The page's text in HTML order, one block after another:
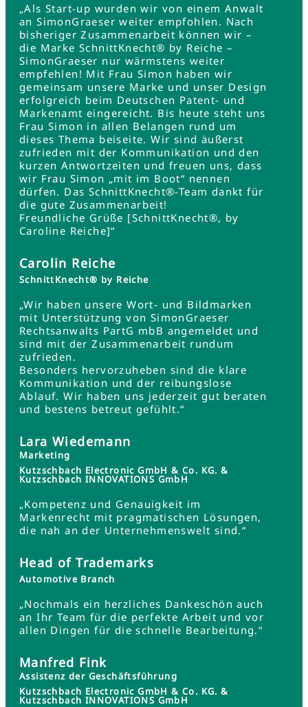
„Als Start-up wurden wir von einem Anwalt
an SimonGraeser weiter empfohlen. Nach
bisheriger Zusammenarbeit können wir –
die Marke SchnittKnecht® by Reiche –
SimonGraeser nur wärmstens weiter
empfehlen! Mit Frau Simon haben wir
gemeinsam unsere Marke und unser Design
erfolgreich beim Deutschen Patent- und
Markenamt eingereicht. Bis heute steht uns
Frau Simon in allen Belangen rund um
dieses Thema beiseite. Wir sind äußerst
zufrieden mit der Kommunikation und den
kurzen Antwortzeiten und freuen uns, dass
wir Frau Simon „mit im Boot“ nennen
dürfen. Das SchnittKnecht®-Team dankt für
die gute Zusammenarbeit!
Freundliche Grüße [SchnittKnecht®, by
Caroline Reiche]“
Carolin Reiche
SchnittKnecht® by Reiche
„Wir haben unsere Wort- und Bildmarken
mit Unterstützung von SimonGraeser
Rechtsanwalts PartG mbB angemeldet und
sind mit der Zusammenarbeit rundum
zufrieden.
Besonders hervorzuheben sind die klare
Kommunikation und der reibungslose
Ablauf. Wir haben uns jederzeit gut beraten
und bestens betreut gefühlt.“
Lara Wiedemann
Marketing
Kutzschbach Electronic GmbH & Co. KG. &
Kutzschbach INNOVATIONS GmbH
„Kompetenz und Genauigkeit im
Markenrecht mit pragmatischen Lösungen,
die nah an der Unternehmenswelt sind.“
Head of Trademarks
Automotive Branch
„Nochmals ein herzliches Dankeschön auch
an Ihr Team für die perfekte Arbeit und vor
allen Dingen für die schnelle Bearbeitung.“
Manfred Fink
Assistenz der Geschäftsführung
Kutzschbach Electronic GmbH & Co. KG. &
Kutzschbach INNOVATIONS GmbH